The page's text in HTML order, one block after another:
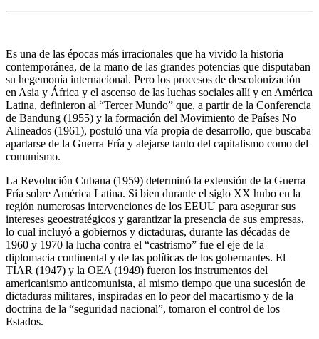
Es una de las épocas más irracionales que ha vivido la historia
contemporánea, de la mano de las grandes potencias que disputaban
su hegemonía internacional. Pero los procesos de descolonización
en Asia y África y el ascenso de las luchas sociales allí y en América
Latina, definieron al “Tercer Mundo” que, a partir de la Conferencia
de Bandung (1955) y la formación del Movimiento de Países No
Alineados (1961), postuló una vía propia de desarrollo, que buscaba
apartarse de la Guerra Fría y alejarse tanto del capitalismo como del
comunismo.
La Revolución Cubana (1959) determinó la extensión de la Guerra
Fría sobre América Latina. Si bien durante el siglo XX hubo en la
región numerosas intervenciones de los EEUU para asegurar sus
intereses geoestratégicos y garantizar la presencia de sus empresas,
lo cual incluyó a gobiernos y dictaduras, durante las décadas de
1960 y 1970 la lucha contra el “castrismo” fue el eje de la
diplomacia continental y de las políticas de los gobernantes. El
TIAR (1947) y la OEA (1949) fueron los instrumentos del
americanismo anticomunista, al mismo tiempo que una sucesión de
dictaduras militares, inspiradas en lo peor del macartismo y de la
doctrina de la “seguridad nacional”, tomaron el control de los
Estados.